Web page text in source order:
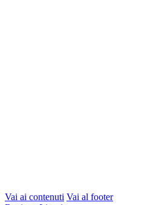
Vai ai contenuti Vai al footer